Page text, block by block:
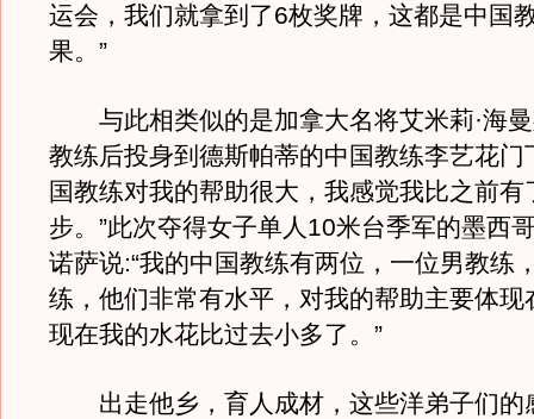
运会，我们就拿到了6枚奖牌，这都是中国
果。”
与此相类似的是加拿大名将艾米莉·海曼
教练后投身到德斯帕蒂的中国教练李艺花门
国教练对我的帮助很大，我感觉我比之前有
步。”此次夺得女子单人10米台季军的墨西
诺萨说:“我的中国教练有两位，一位男教练
练，他们非常有水平，对我的帮助主要体现
现在我的水花比过去小多了。”
出走他乡，育人成材，这些洋弟子们的